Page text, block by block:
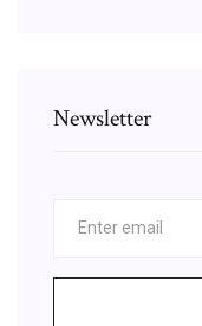
Newsletter